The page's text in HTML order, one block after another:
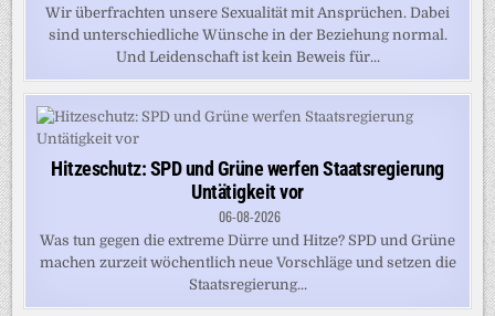
Wir überfrachten unsere Sexualität mit Ansprüchen. Dabei
sind unterschiedliche Wünsche in der Beziehung normal.
Und Leidenschaft ist kein Beweis für...
Hitzeschutz: SPD und Grüne werfen Staatsregierung
Untätigkeit vor
06-08-2026
Was tun gegen die extreme Dürre und Hitze? SPD und Grüne
machen zurzeit wöchentlich neue Vorschläge und setzen die
Staatsregierung...